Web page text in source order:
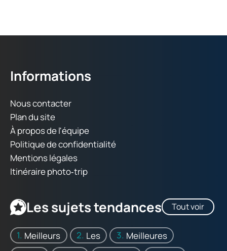
Informations
Nous contacter
Plan du site
À propos de l'équipe
Politique de confidentialité
Mentions légales
Itinéraire photo‑trip
Les sujets tendances Tout voir
Meilleurs Les
Meilleures